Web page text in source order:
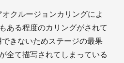
クルージョンカリングによ
ある程度のカリングがされて
きないためステージの最果
全て描写されてしまっている